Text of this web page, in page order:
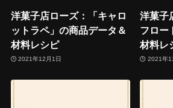
洋菓子店ローズ：「キャロ
ットラペ」の商品データ＆
材料レシピ
2021年12月1日
洋菓子
フロー
材料レ
2021年